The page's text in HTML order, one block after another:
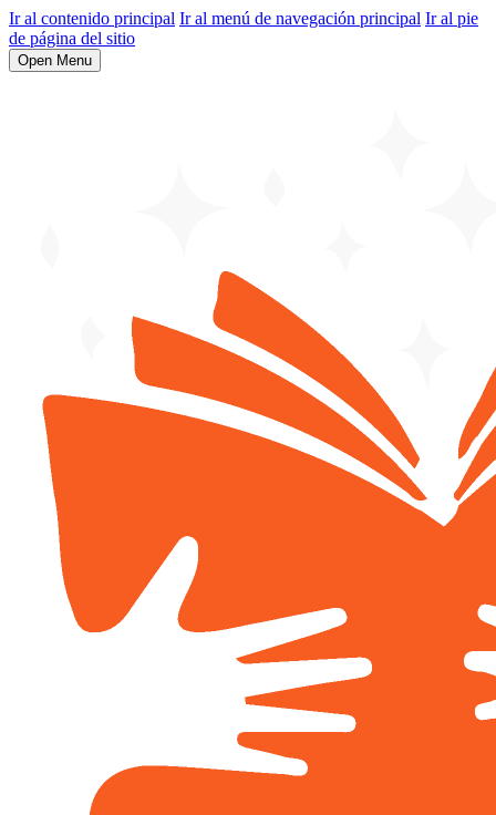
Ir al contenido principal Ir al menú de navegación principal Ir al pie
de página del sitio
Open Menu